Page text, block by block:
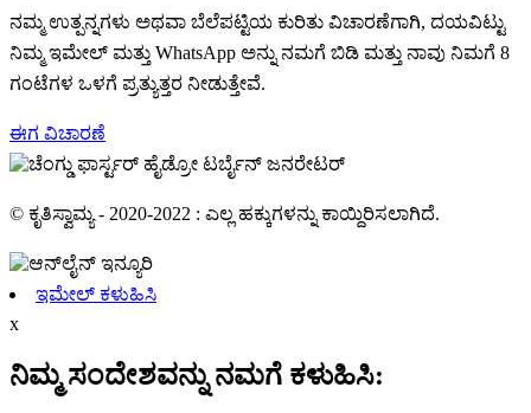
ನಮ್ಮ ಉತ್ಪನ್ನಗಳು ಅಥವಾ ಬೆಲೆಪಟ್ಟಿಯ ಕುರಿತು ವಿಚಾರಣೆಗಾಗಿ, ದಯವಿಟ್ಟು
ನಿಮ್ಮ ಇಮೇಲ್ ಮತ್ತು WhatsApp ಅನ್ನು ನಮಗೆ ಬಿಡಿ ಮತ್ತು ನಾವು ನಿಮಗೆ 8
ಗಂಟೆಗಳ ಒಳಗೆ ಪ್ರತ್ಯುತ್ತರ ನೀಡುತ್ತೇವೆ.
ಈಗ ವಿಚಾರಣೆ
© ಕೃತಿಸ್ವಾಮ್ಯ - 2020-2022 : ಎಲ್ಲ ಹಕ್ಕುಗಳನ್ನು ಕಾಯ್ದಿರಿಸಲಾಗಿದೆ.
ಇಮೇಲ್ ಕಳುಹಿಸಿ
x
ನಿಮ್ಮ ಸಂದೇಶವನ್ನು ನಮಗೆ ಕಳುಹಿಸಿ: